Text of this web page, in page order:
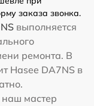
заказа звонка.
выполняется
ремонта. В
Hasee DA7NS в
наш мастер